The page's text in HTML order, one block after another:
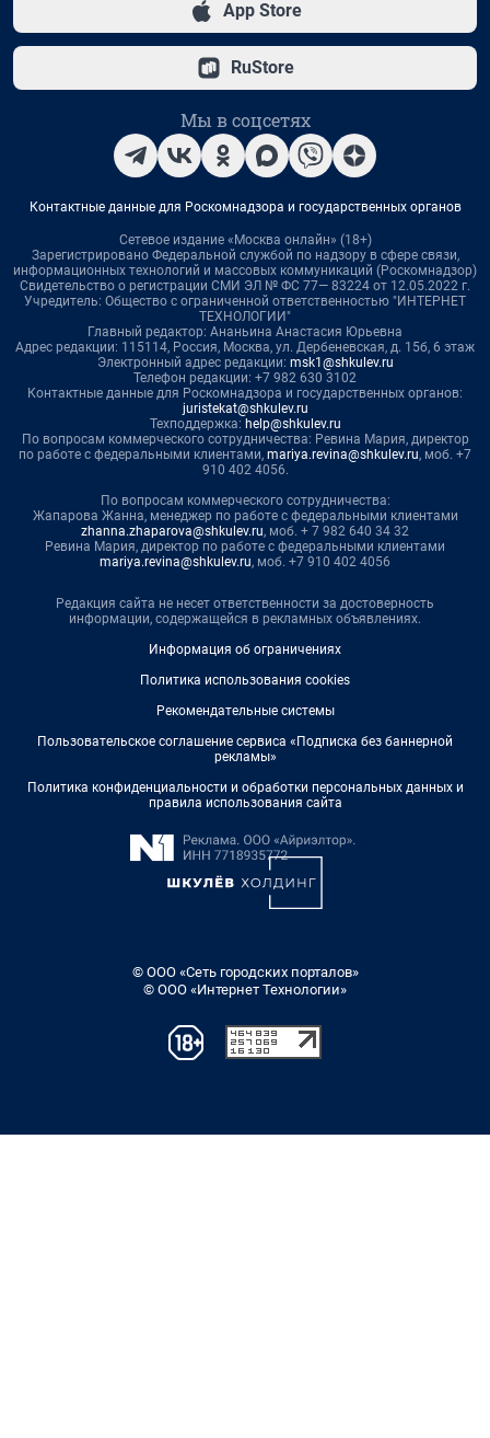
App Store
RuStore
Мы в соцсетях
Контактные данные для Роскомнадзора и государственных органов
Сетевое издание «Москва онлайн» (18+)
Зарегистрировано Федеральной службой по надзору в сфере связи,
информационных технологий и массовых коммуникаций (Роскомнадзор)
Свидетельство о регистрации СМИ ЭЛ № ФС 77— 83224 от 12.05.2022 г.
Учредитель: Общество с ограниченной ответственностью "ИНТЕРНЕТ
ТЕХНОЛОГИИ"
Главный редактор: Ананьина Анастасия Юрьевна
Адрес редакции: 115114, Россия, Москва, ул. Дербеневская, д. 15б, 6 этаж
Электронный адрес редакции: msk1@shkulev.ru
Телефон редакции: +7 982 630 3102
Контактные данные для Роскомнадзора и государственных органов:
juristekat@shkulev.ru
Техподдержка: help@shkulev.ru
По вопросам коммерческого сотрудничества: Ревина Мария, директор
по работе с федеральными клиентами, mariya.revina@shkulev.ru, моб. +7
910 402 4056.
По вопросам коммерческого сотрудничества:
Жапарова Жанна, менеджер по работе с федеральными клиентами
zhanna.zhaparova@shkulev.ru, моб. + 7 982 640 34 32
Ревина Мария, директор по работе с федеральными клиентами
mariya.revina@shkulev.ru, моб. +7 910 402 4056
Редакция сайта не несет ответственности за достоверность
информации, содержащейся в рекламных объявлениях.
Информация об ограничениях
Политика использования cookies
Рекомендательные системы
Пользовательское соглашение сервиса «Подписка без баннерной
рекламы»
Политика конфиденциальности и обработки персональных данных и
правила использования сайта
© ООО «Сеть городских порталов»
© ООО «Интернет Технологии»